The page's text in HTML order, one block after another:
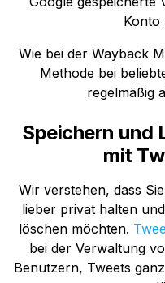
Konto
Wie bei der Wayback
Methode bei
regelmäßig
Speichern und
mit
Wir verstehen, dass
lieber privat halten
löschen möchten.
bei der Verwaltung
Benutzern, Tweets